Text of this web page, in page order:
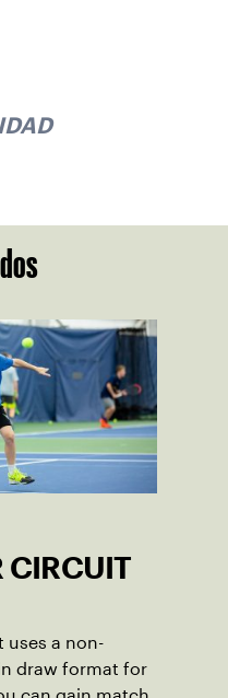
CIRCUIT
uses a non-
draw format for